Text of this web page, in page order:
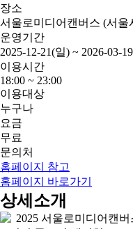
장소
서울로미디어캔버스 (서울
운영기간
2025-12-21(일) ~ 2026-03-
이용시간
18:00 ~ 23:00
이용대상
누구나
요금
무료
문의처
홈페이지 참고
홈페이지 바로가기
상세소개